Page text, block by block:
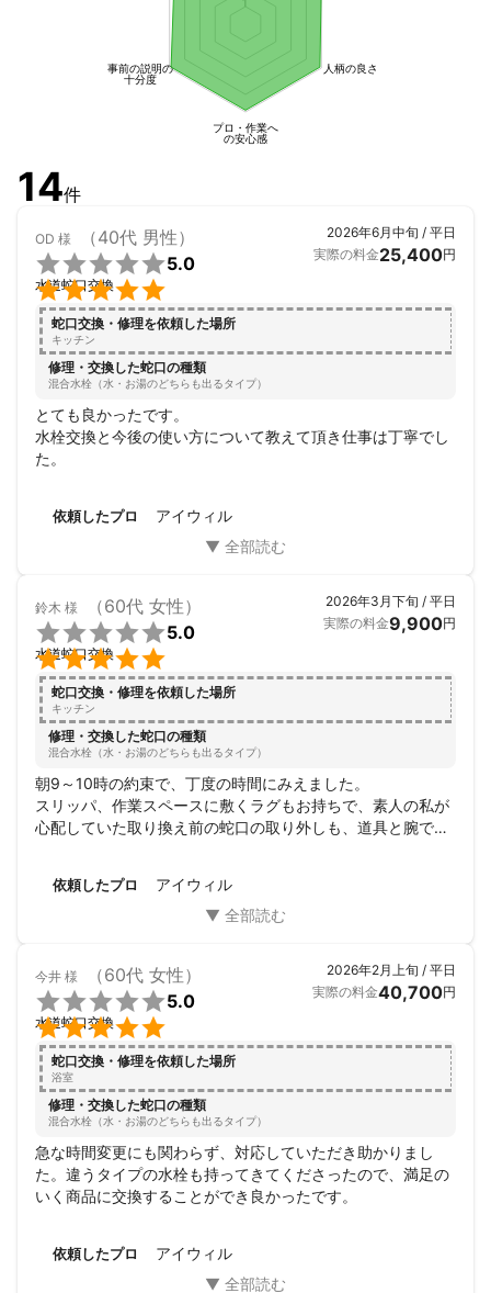
・数えたことはありませんが、作業数は1万件超え？
・一部上場の管理会社様、各お取引先様、個人宅のお客様、多く
のリピートのお客様から日々「ありがとう！」と言って頂ける事
を喜び・糧にして頑張ってます
【単なる作業員ではなく、お客様の大切な財産を守り、ご満足頂
けるサービスをご提供致します！】
大手・中規模水道屋で体験した、売り上げ至上主義、また経験浅
問を感じ、
・迅速、丁寧、確実な作業はもちろん
・丁寧で分かりやすいご説明
・お客様のライフスタイルにあった提案
・プロとして妥協のない行動
【地域（静岡県東部）限定にさせて下さい！】
・移動コスト（費用、時間）を抑え、
・その分価格を抑える事が出来、
抑えるべきコストでなければ、材料をけちったり、作業時間を削
それではお客様の大切な財産を守れません。
延いてはお客様のご納得、ご満足に繋がりません。
「ありがとう！」「あなたに頼んで良かった」
この一言が私の一番のモチベーションです！
人柄の良さ
プロ・作業へ
の安心感
事前の説明の
十分度
14件
OD 様 （40代 男性）


5.0
水道蛇口交換
2026年6月中旬 / 平日
実際の料金25,400円
蛇口交換・修理を依頼した場所
キッチン
修理・交換した蛇口の種類
混合水栓（水・お湯のどちらも出るタイプ）
とても良かったです。
水栓交換と今後の使い方について教えて頂き仕事は丁寧でし
た。
依頼したプロ アイウィル
鈴木 様 （60代 女性）


5.0
水道蛇口交換
2026年3月下旬 / 平日
実際の料金9,900円
蛇口交換・修理を依頼した場所
キッチン
修理・交換した蛇口の種類
混合水栓（水・お湯のどちらも出るタイプ）
朝9～10時の約束で、丁度の時間にみえました。
スリッパ、作業スペースに敷くラグもお持ちで、素人の私が
心配していた取り換え前の蛇口の取り外しも、道具と腕で難
さいました。
蛇口はこちらで用意したものを使用、工賃もお安めで、大満
依頼したプロ アイウィル
今井 様 （60代 女性）


5.0
水道蛇口交換
2026年2月上旬 / 平日
実際の料金40,700円
蛇口交換・修理を依頼した場所
浴室
修理・交換した蛇口の種類
混合水栓（水・お湯のどちらも出るタイプ）
急な時間変更にも関わらず、対応していただき助かりまし
た。違うタイプの水栓も持ってきてくださったので、満足の
いく商品に交換することができ良かったです。
依頼したプロ アイウィル